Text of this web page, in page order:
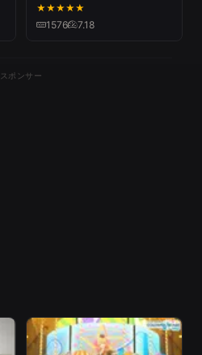
Rain（そらる×まふまふ）
★★★★★
1576 7.18
スポンサー